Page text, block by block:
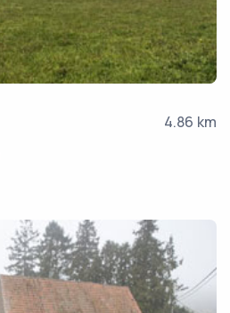
4.86 km